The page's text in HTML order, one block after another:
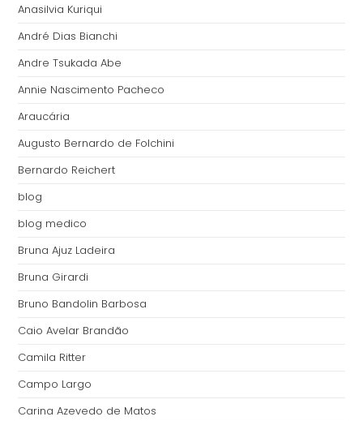
Anasilvia Kuriqui
André Dias Bianchi
Andre Tsukada Abe
Annie Nascimento Pacheco
Araucária
Augusto Bernardo de Folchini
Bernardo Reichert
blog
blog medico
Bruna Ajuz Ladeira
Bruna Girardi
Bruno Bandolin Barbosa
Caio Avelar Brandão
Camila Ritter
Campo Largo
Carina Azevedo de Matos